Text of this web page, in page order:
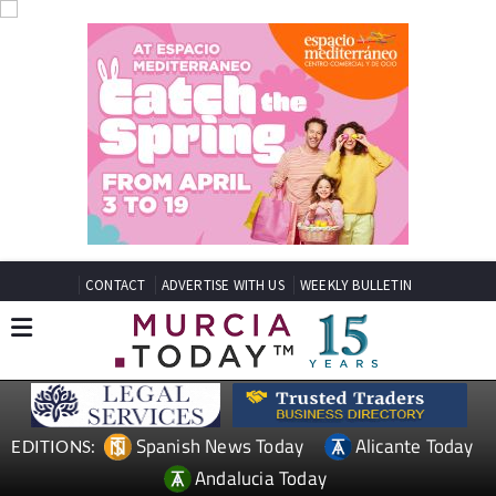
CONTACT ADVERTISE WITH US WEEKLY BULLETIN
EDITIONS: Spanish News Today
Alicante Today
Andalucia Today